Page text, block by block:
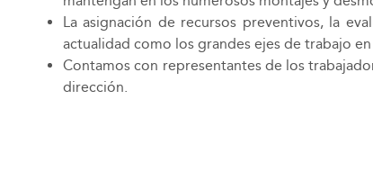
La asignación de recursos preventivos, la
actualidad como los grandes ejes de trabajo
Contamos con representantes de los
dirección.